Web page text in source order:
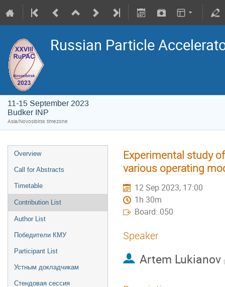
Russian Particle
11-15 September 2023
Budker INP
Asia/Novosibirsk timezone
Overview
Call for Abstracts
Timetable
Contribution List
Author List
Победители КМУ
Participant List
Устным докладчикам
Стендовая сессия
Experimental study
various operating
12 Sep 2023, 17:00
1h 30m
Board: 050
Speaker
Artem Lukianov